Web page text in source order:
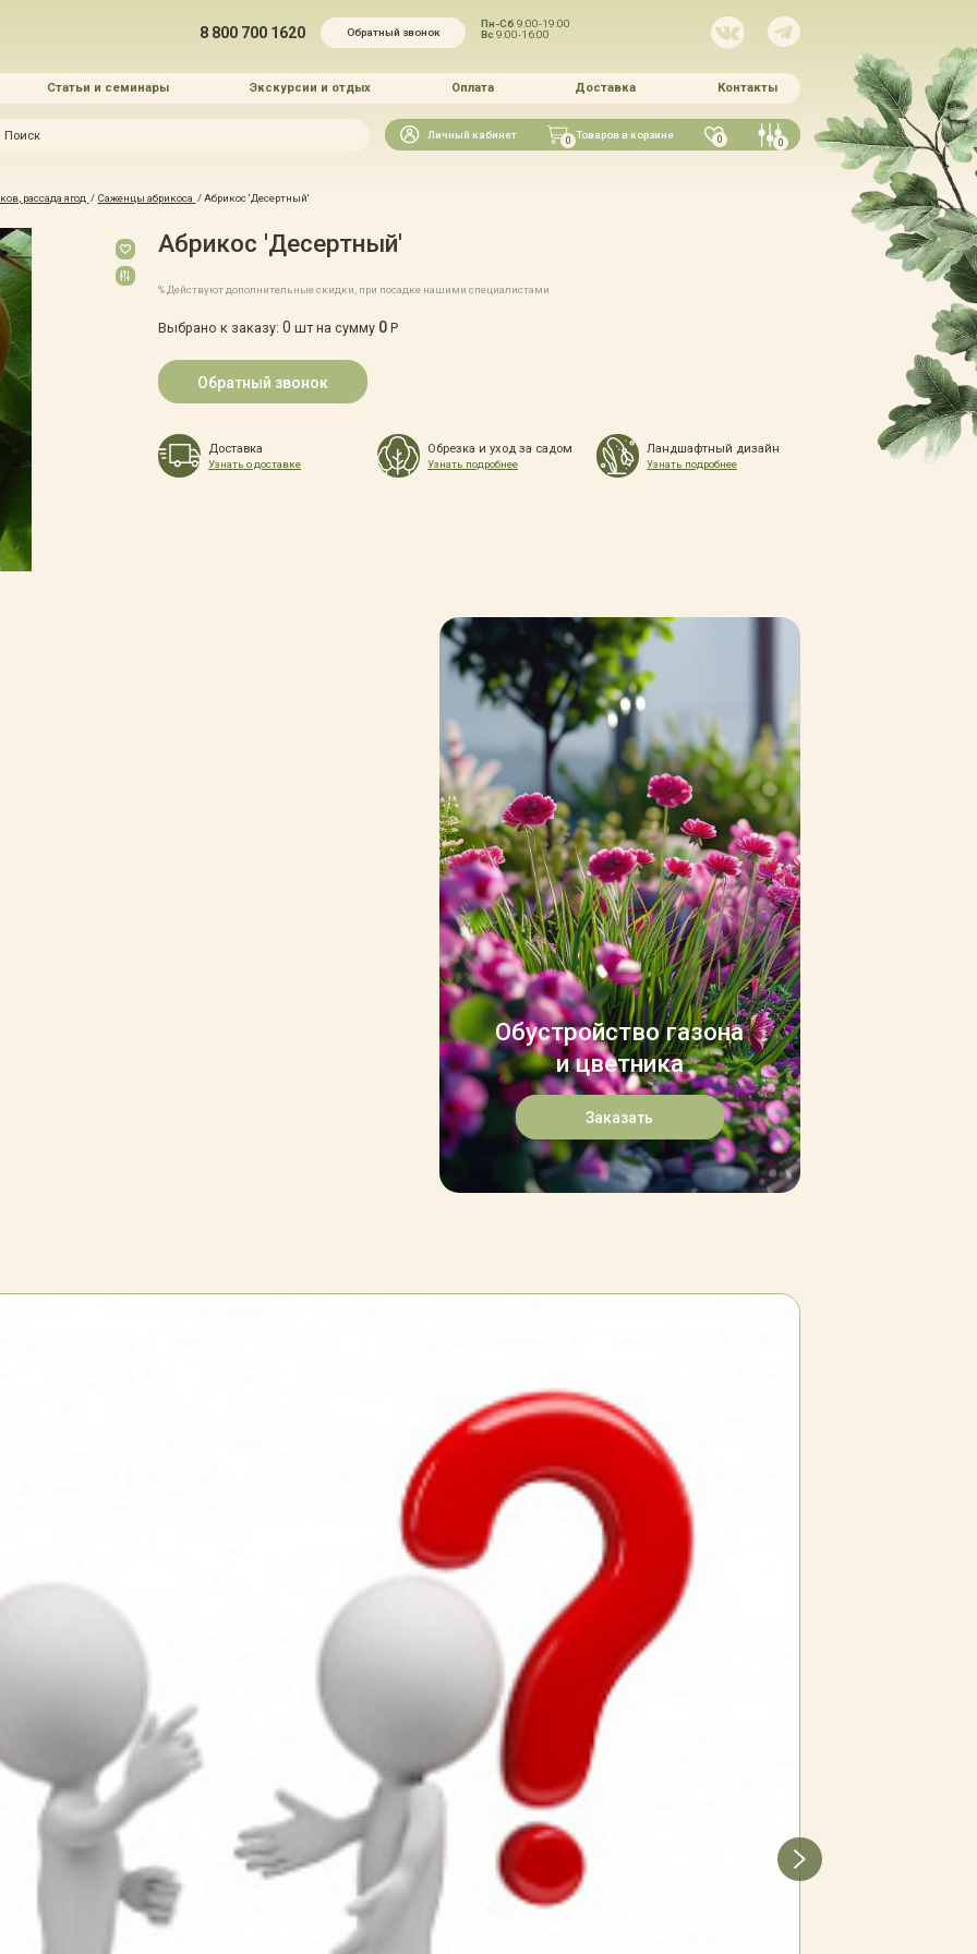
8 800 700 1620 Обратный звонок
Пн-Сб9:00-19:00
Вс9:00-16:00
Статьи и семинары Экскурсии и отдых Оплата Доставка Контакты
озеленение
Искать
Личный кабинет 0 Товаров в корзине 0 0
рассада ягод / Саженцы абрикоса /Абрикос 'Десертный'
Абрикос 'Десертный'
% Действуют дополнительные скидки, при посадке нашими специалистами
Выбрано к заказу: 0 шт на сумму 0Р
Обратный звонок
Доставка
Узнать о доставке
Обрезка и уход за садом
Узнать подробнее
Ландшафтный дизайн
Узнать подробнее
Обустройство газона
и цветника
Заказать